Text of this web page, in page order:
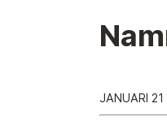
Det
JANUARI